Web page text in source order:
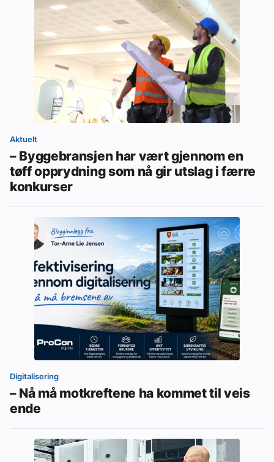
Aktuelt
– Byggebransjen har vært gjennom en
tøff opprydning som nå gir utslag i færre
konkurser
Digitalisering
– Nå må motkreftene ha kommet til veis
ende